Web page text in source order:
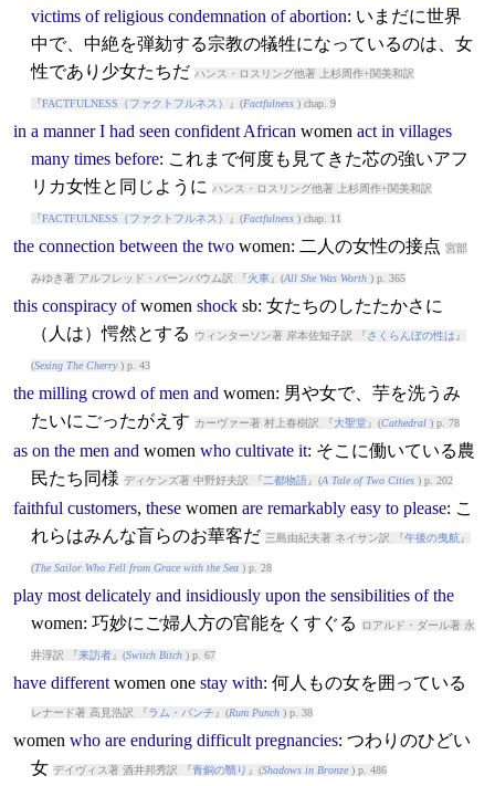
victims of religious condemnation of abortion: いまだに世界
中で、中絶を弾劾する宗教の犠牲になっているのは、女
性であり少女たちだ ハンス・ロスリング他著 上杉周作+関美和訳
『FACTFULNESS（ファクトフルネス） 』(Factfulness) chap. 9
in a manner I had seen confident African women act in villages
many times before: これまで何度も見てきた芯の強いアフ
リカ女性と同じように
ハンス・ロスリング他著 上杉周作+関美和訳
『FACTFULNESS（ファクトフルネス） 』(Factfulness) chap. 11
the connection between the two women: 二人の女性の接点 宮部
みゆき著 アルフレッド・バーンバウム訳 『火車 』(All She Was Worth) p. 365
this conspiracy of women shocksb: 女たちのしたたかさに
（人は）愕然とする
ウィンターソン著 岸本佐知子訳 『さくらんぼの性は 』
(Sexing The Cherry) p. 43
the milling crowd of men and women: 男や女で、芋を洗うみ
たいにごったがえす カーヴァー著 村上春樹訳 『大聖堂』(Cathedral) p. 78
as on the men and women who cultivate it: そこに働いている農
民たち同様 ディケンズ著 中野好夫訳 『二都物語』(A Tale of Two Cities) p. 202
faithful customers, these women are remarkably easy to please: こ
れらはみんな盲らのお華客だ 三島由紀夫著 ネイサン訳 『午後の曳航 』
(The Sailor Who Fell from Grace with the Sea) p. 28
play most delicately and insidiously upon the sensibilities of the
women: 巧妙にご婦人方の官能をくすぐる ロアルド・ダール著 永
井淳訳 『来訪者』(Switch Bitch) p. 67
have different women one stay with: 何人もの女を囲っている
レナード著 高見浩訳 『ラム・パンチ 』(Rum Punch) p. 38
women who are enduring difficult pregnancies: つわりのひどい
女 デイヴィス著 酒井邦秀訳 『青銅の翳り 』(Shadows in Bronze) p. 486